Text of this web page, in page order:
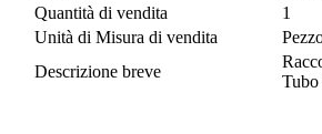
Quantità di vendita
1
Unità di Misura di vendita
Descrizione breve